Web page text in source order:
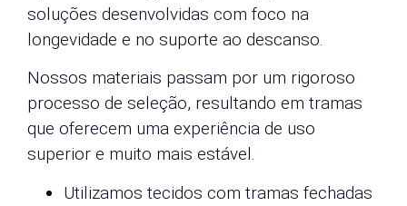
soluções desenvolvidas com foco na
longevidade e no suporte ao descanso.
Nossos materiais passam por um rigoroso
processo de seleção, resultando em tramas
que oferecem uma experiência de uso
superior e muito mais estável.
Utilizamos tecidos com tramas fechadas